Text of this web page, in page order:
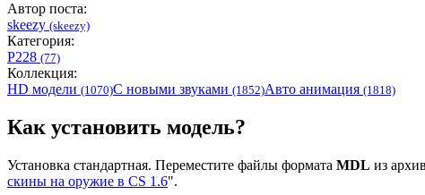
Автор поста:
skeezy (skeezy)
Категория:
P228 (77)
Коллекция:
HD модели (1070)С новыми звуками (1852)Авто анимация (1818)
Как установить модель?
Установка стандартная. Переместите файлы формата MDL из
скины на оружие в CS 1.6".